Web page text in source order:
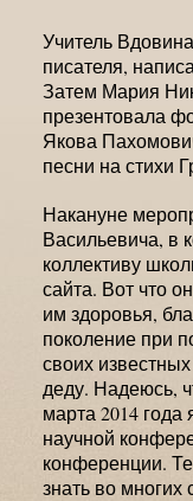
Учитель
писателя,
Затем Мария
презентовала
Якова
песни на стихи
Накануне
Васильевича, в
коллективу
сайта. Вот что
им здоровья,
поколение при
своих
деду. Надеюсь,
марта 2014
научной
конференции.
знать во многих